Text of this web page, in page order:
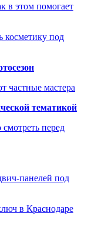
в этом помогает
косметику под
частные мастера
тематикой
перед
панелей под
в Краснодаре